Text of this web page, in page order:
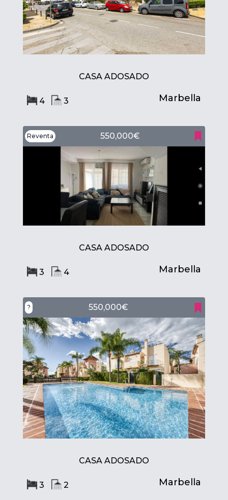
CASA ADOSADO
4 3 Marbella
Reventa 550,000€
CASA ADOSADO
3 4 Marbella
? 550,000€
CASA ADOSADO
3 2 Marbella